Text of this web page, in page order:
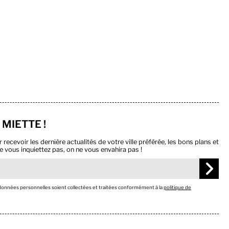
MIETTE !
les dernière actualités de votre ville préférée, les bons plans et
vous inquiettez pas, on ne vous envahira pas !
personnelles soient collectées et traitées conformément à lapolitique de